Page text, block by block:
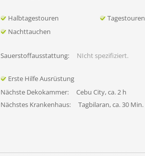
Halbtagestouren Tagestouren
Nachttauchen
Sauerstoffausstattung: NIcht spezifiziert.
Erste Hilfe Ausrüstung
Nächste Dekokammer:
Cebu City, ca. 2 h
Nächstes Krankenhaus:
Tagbilaran, ca. 30 Min.